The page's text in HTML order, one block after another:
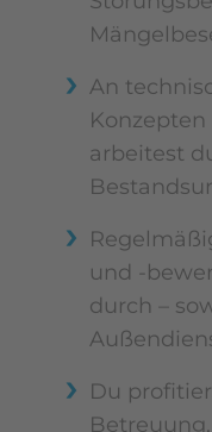
An
arbeitest
und -
durch –
Du